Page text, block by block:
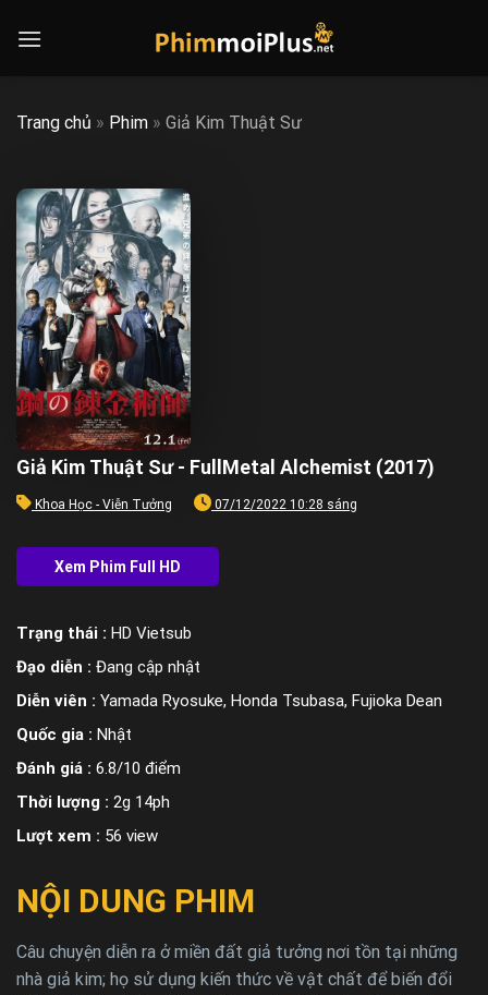
Trang chủ » Phim » Giả Kim Thuật Sư
Giả Kim Thuật Sư - FullMetal Alchemist (2017)
Khoa Học - Viễn Tưởng 07/12/2022 10:28 sáng
Trạng thái : HD Vietsub
Đạo diễn : Đang cập nhật
Diễn viên : Yamada Ryosuke, Honda Tsubasa, Fujioka Dean
Quốc gia : Nhật
Đánh giá : 6.8/10 điểm
Thời lượng : 2g 14ph
Lượt xem : 56 view
NỘI DUNG PHIM
Câu chuyện diễn ra ở miền đất giả tưởng nơi tồn tại những
nhà giả kim; họ sử dụng kiến thức về vật chất để biến đổi